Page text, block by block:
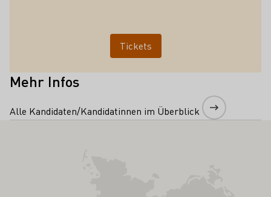
Tickets
Mehr Infos
Alle Kandidaten/Kandidatinnen im Überblick